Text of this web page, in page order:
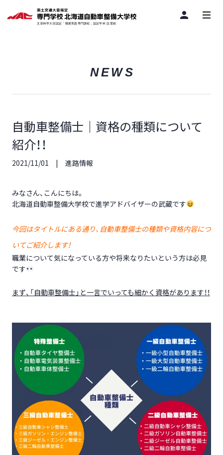
person
NEWS
自動車整備士｜資格の種類について
紹介！！
2021/11/01 進路情報
みなさん、こんにちは。
北海道自動車整備大学校で進学アドバイザーの武蔵です
今回はタイトルにある通り、自動車整備士の種類や資格内容につ
いてご紹介します！
職業について気になっている方や将来なりたいという方は必見
です
まず、「自動車整備士」と一言でいっても細かく資格があります！！